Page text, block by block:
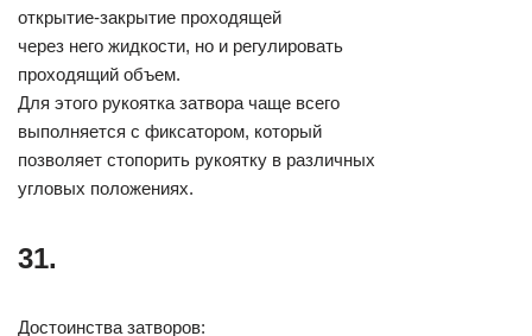
открытие-закрытие проходящей
через него жидкости, но и регулировать
проходящий объем.
Для этого рукоятка затвора чаще всего
выполняется с фиксатором, который
позволяет стопорить рукоятку в различных
угловых положениях.
31.
Достоинства затворов: